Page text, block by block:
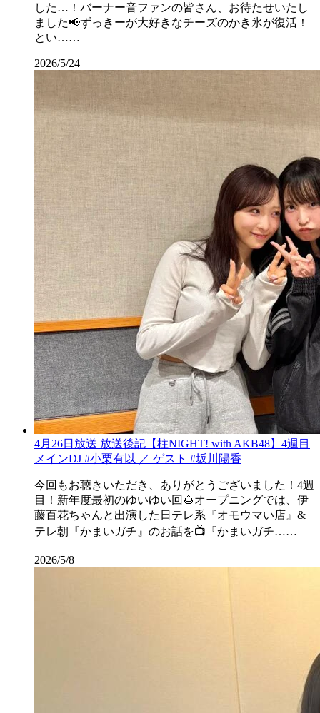
した…！バーナー音ファンの皆さん、お待たせいたし
ました📢ずっきーが大好きなチーズのかき氷が復活！
とい……
2026/5/24
4月26日放送 放送後記【柱NIGHT! with AKB48】4週目
メインDJ #小栗有以 ／ ゲスト #坂川陽香
今回もお聴きいただき、ありがとうございました！4週
目！新年度最初のゆいゆい回🌰オープニングでは、伊
藤百花ちゃんと出演した日テレ系『オモウマい店』&
テレ朝『かまいガチ』のお話を📺『かまいガチ……
2026/5/8